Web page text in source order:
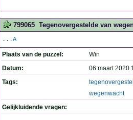
799065 Tegenovergestelde van
...A
Plaats van de puzzel:
Win
Datum:
06 maart 2020
Tags:
wegenwacht
Gelijkluidende vragen: